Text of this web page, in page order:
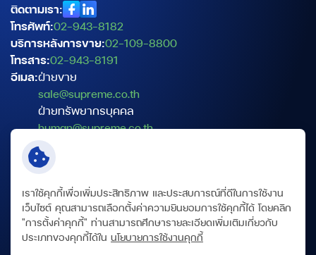
ติดตามเรา:
โทรศัพท์:02-943-8182
บริการหลังการขาย:02-109-8800
โทรสาร:02-943-8191
อีเมล:ฝ่ายขาย
sale@supreme.co.th
ฝ่ายทรัพยากรบุคคล
human@supreme.co.th
ฝ่ายบริการเทคนิค
service@supreme.co.th
เจ้าหน้าที่คุ้มครองข้อมูลส่วนบุคคล
dpo@supreme.co.th
ข้อกำหนดและเงื่อนไข
เราใช้คุกกี้เพื่อเพิ่มประสิทธิภาพ และประสบการณ์ที่ดีในการใช้งาน
เว็บไซต์ คุณสามารถเลือกตั้งค่าความยินยอมการใช้คุกกี้ได้ โดยคลิก
"การตั้งค่าคุกกี้" ท่านสามารถศึกษารายละเอียดเพิ่มเติมเกี่ยวกับ
ประเภทของคุกกี้ได้ใน นโยบายการใช้งานคุกกี้